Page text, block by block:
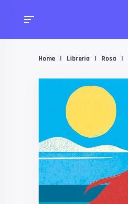
Home | Libreria | Rosa |